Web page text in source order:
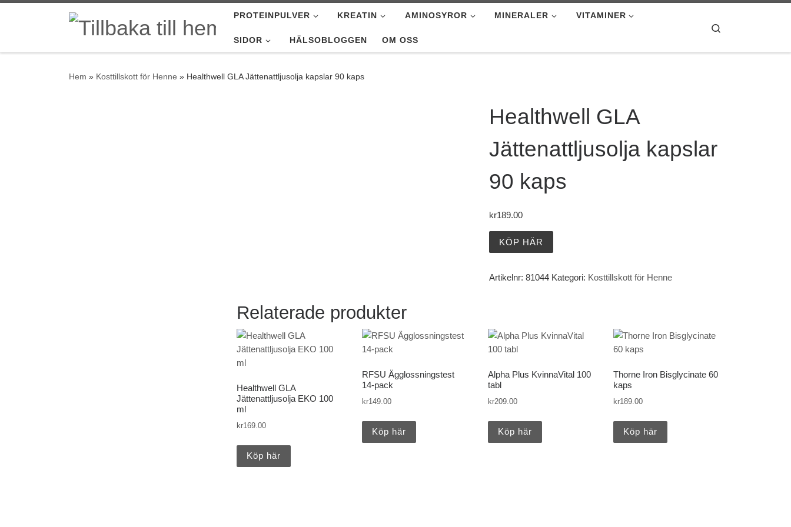
Hoppa till innehåll PROTEINPULVER KREATIN AMINOSYROR MINERALER VITAMINER
SIDOR HÄLSOBLOGGEN OM OSS
Hem » Kosttillskott för Henne » Healthwell GLA Jättenattljusolja kapslar 90 kaps
Healthwell GLA
Jättenattljusolja kapslar
90 kaps
kr189.00
KÖP HÄR
Artikelnr: 81044 Kategori: Kosttillskott för Henne
Relaterade produkter
Healthwell GLA
Jättenattljusolja EKO 100
ml
kr169.00
Köp här
RFSU Ägglossningstest
14-pack
kr149.00
Köp här
Alpha Plus KvinnaVital 100
tabl
kr209.00
Köp här
Thorne Iron Bisglycinate 60
kaps
kr189.00
Köp här